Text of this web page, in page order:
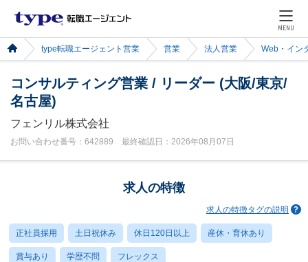
MENU
type転職エージェント営業 営業 法人営業 Web・イン
コンサルティング営業 / リーダー (大阪/東京/
名古屋)
フェンリル株式会社
お問い合わせ番号：642889 最終確認日：2026年08月07日
求人の特徴
求人の特徴タグの説明
正社員採用 土日祝休み 休日120日以上 産休・育休あり
賞与あり 学歴不問 フレックス